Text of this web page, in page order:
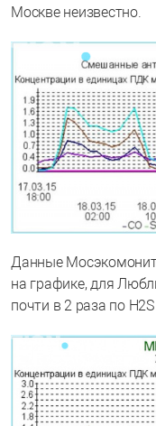
Москве неизвестно.
Данные
на графике, для
почти в 2 раза по